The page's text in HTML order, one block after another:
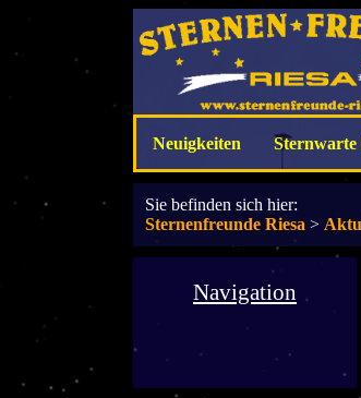
Neuigkeiten Sternwarte
Sie befinden sich hier:
Sternenfreunde Riesa >
Navigation